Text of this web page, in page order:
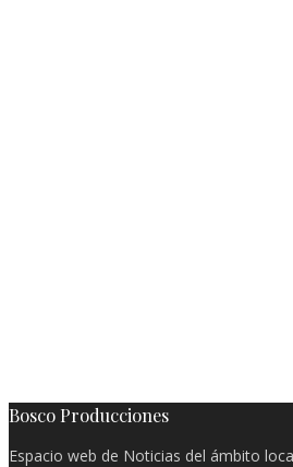
Bosco Producciones
Espacio web de Noticias del ámbito